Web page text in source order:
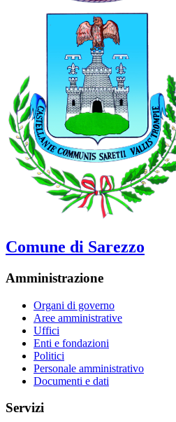
Comune di Sarezzo
Amministrazione
Organi di governo
Aree amministrative
Uffici
Enti e fondazioni
Politici
Personale amministrativo
Documenti e dati
Servizi